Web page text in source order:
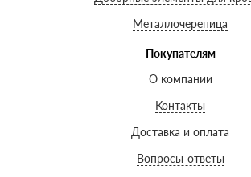
Металлочерепица
Покупателям
О компании
Контакты
Доставка и оплата
Вопросы-ответы